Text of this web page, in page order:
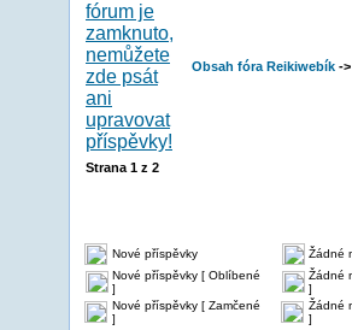
Obsah fóra Reikiwebík ->
Strana 1 z 2
Nové příspěvky Žádné
Nové příspěvky [ Oblíbené
]
Žádné
]
Nové příspěvky [ Zamčené
]
Žádné
]